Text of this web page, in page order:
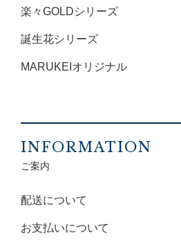
楽々GOLDシリーズ
誕生花シリーズ
MARUKEIオリジナル
INFORMATION
ご案内
配送について
お支払いについて